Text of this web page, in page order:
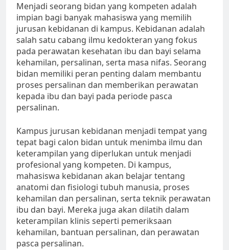
Menjadi seorang bidan yang kompeten adalah
impian bagi banyak mahasiswa yang memilih
jurusan kebidanan di kampus. Kebidanan adalah
salah satu cabang ilmu kedokteran yang fokus
pada perawatan kesehatan ibu dan bayi selama
kehamilan, persalinan, serta masa nifas. Seorang
bidan memiliki peran penting dalam membantu
proses persalinan dan memberikan perawatan
kepada ibu dan bayi pada periode pasca
persalinan.
Kampus jurusan kebidanan menjadi tempat yang
tepat bagi calon bidan untuk menimba ilmu dan
keterampilan yang diperlukan untuk menjadi
profesional yang kompeten. Di kampus,
mahasiswa kebidanan akan belajar tentang
anatomi dan fisiologi tubuh manusia, proses
kehamilan dan persalinan, serta teknik perawatan
ibu dan bayi. Mereka juga akan dilatih dalam
keterampilan klinis seperti pemeriksaan
kehamilan, bantuan persalinan, dan perawatan
pasca persalinan.